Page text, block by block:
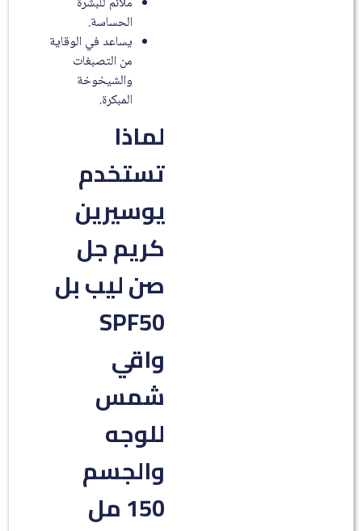
الحساسة.
يساعد في الوقاية
من التصبغات
والشيخوخة
المبكرة.
لماذا
تستخدم
يوسيرين
كريم جل
صن ليب بل
SPF50
واقي
شمس
للوجه
والجسم
150 مل